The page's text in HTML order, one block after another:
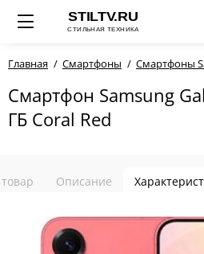
Главная Смартфоны Смартфоны
Смартфон Samsung
ГБ Coral Red
Описание